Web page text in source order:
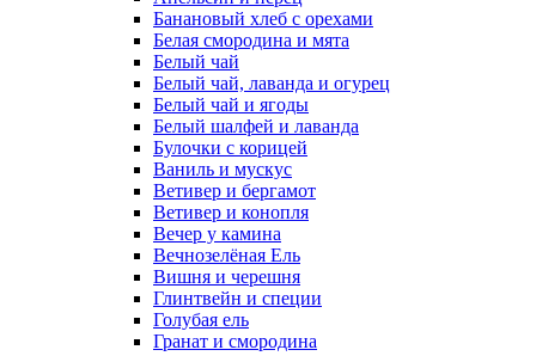
Банановый хлеб с орехами
Белая смородина и мята
Белый чай
Белый чай, лаванда и огурец
Белый чай и ягоды
Белый шалфей и лаванда
Булочки с корицей
Ваниль и мускус
Ветивер и бергамот
Ветивер и конопля
Вечер у камина
Вечнозелёная Ель
Вишня и черешня
Глинтвейн и специи
Голубая ель
Гранат и смородина